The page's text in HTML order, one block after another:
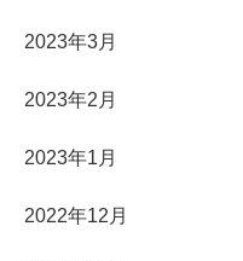
2023年3月
2023年2月
2023年1月
2022年12月